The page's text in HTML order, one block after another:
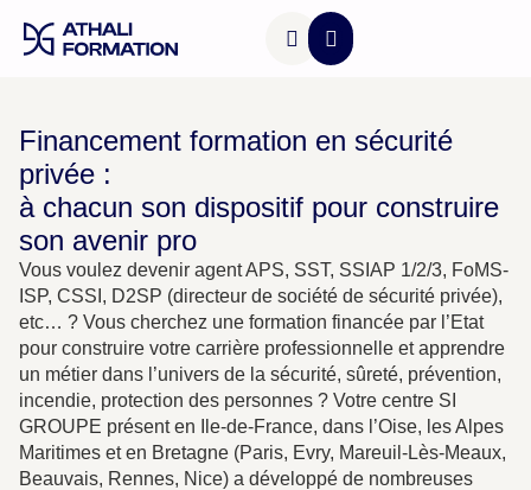
Financement formation en sécurité
privée :
à chacun son dispositif pour construire
son avenir pro
Vous voulez devenir agent APS, SST, SSIAP 1/2/3, FoMS-
ISP, CSSI, D2SP (directeur de société de sécurité privée),
etc… ? Vous cherchez une formation financée par l’Etat
pour construire votre carrière professionnelle et apprendre
un métier dans l’univers de la sécurité, sûreté, prévention,
incendie, protection des personnes ? Votre centre SI
GROUPE présent en Ile-de-France, dans l’Oise, les Alpes
Maritimes et en Bretagne (Paris, Evry, Mareuil-Lès-Meaux,
Beauvais, Rennes, Nice) a développé de nombreuses